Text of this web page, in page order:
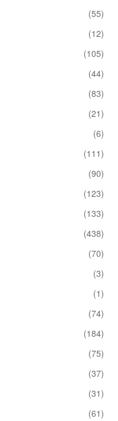
(55)
(12)
(105)
(44)
(83)
(21)
(6)
(111)
(90)
(123)
(133)
(438)
(70)
(3)
(1)
(74)
(184)
(75)
(37)
(31)
(61)